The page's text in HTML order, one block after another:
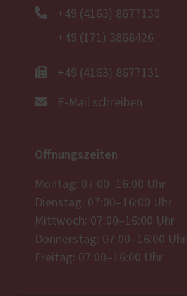
+49 (4163) 8677130
+49 (171) 3868426
+49 (4163) 8677131
E-Mail schreiben
Öffnungszeiten
Montag: 07:00–16:00 Uhr
Dienstag: 07:00–16:00 Uhr
Mittwoch: 07:00–16:00 Uhr
Donnerstag: 07:00–16:00 Uhr
Freitag: 07:00–16:00 Uhr